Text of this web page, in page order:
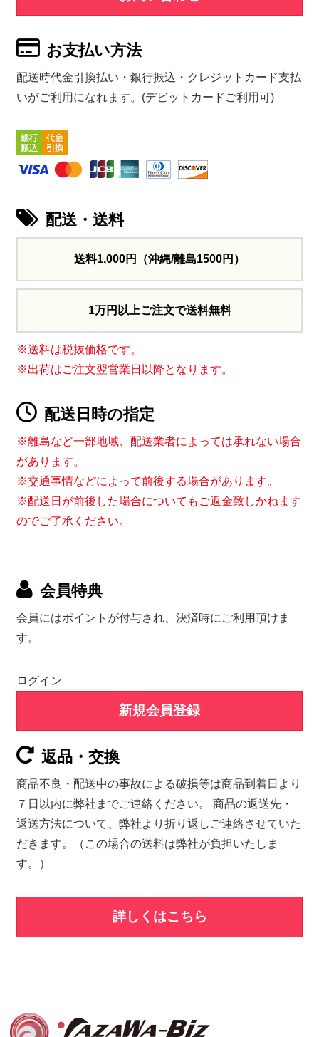
お支払い方法
配送時代金引換払い・銀行振込・クレジットカード支払
いがご利用になれます。(デビットカードご利用可)
配送・送料
送料1,000円 （沖縄/離島1500円）
1万円以上ご注文で送料無料
※送料は税抜価格です。
※出荷はご注文翌営業日以降となります。
配送日時の指定
※離島など一部地域、配送業者によっては承れない場合
があります。
※交通事情などによって前後する場合があります。
※配送日が前後した場合についてもご返金致しかねます
のでご了承ください。
会員特典
会員にはポイントが付与され、決済時にご利用頂けま
す。
ログイン
新規会員登録
返品・交換
商品不良・配送中の事故による破損等は商品到着日より
７日以内に弊社までご連絡ください。 商品の返送先・
返送方法について、弊社より折り返しご連絡させていた
だきます。（この場合の送料は弊社が負担いたしま
す。）
詳しくはこちら